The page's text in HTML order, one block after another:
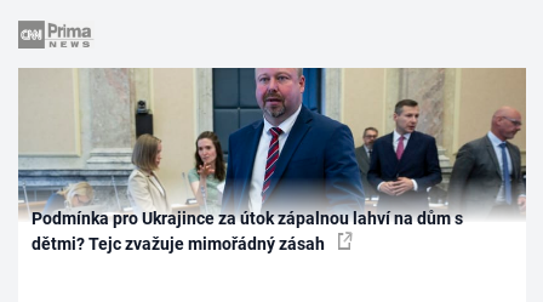
Podmínka pro Ukrajince za útok zápalnou lahví na dům s
dětmi? Tejc zvažuje mimořádný zásah